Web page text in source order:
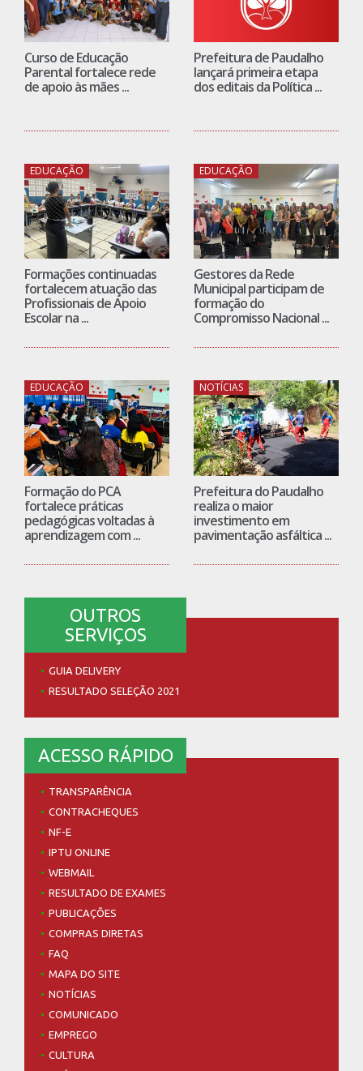
Curso de Educação
Parental fortalece rede
de apoio às mães ...
Prefeitura de Paudalho
lançará primeira etapa
dos editais da Política ...
EDUCAÇÃO
Formações continuadas
fortalecem atuação das
Profissionais de Apoio
Escolar na ...
EDUCAÇÃO
Gestores da Rede
Municipal participam de
formação do
Compromisso Nacional ...
EDUCAÇÃO
Formação do PCA
fortalece práticas
pedagógicas voltadas à
aprendizagem com ...
NOTÍCIAS
Prefeitura do Paudalho
realiza o maior
investimento em
pavimentação asfáltica ...
OUTROS
SERVIÇOS
GUIA DELIVERY
RESULTADO SELEÇÃO 2021
ACESSO RÁPIDO
TRANSPARÊNCIA
CONTRACHEQUES
NF-E
IPTU ONLINE
WEBMAIL
RESULTADO DE EXAMES
PUBLICAÇÕES
COMPRAS DIRETAS
FAQ
MAPA DO SITE
NOTÍCIAS
COMUNICADO
EMPREGO
CULTURA